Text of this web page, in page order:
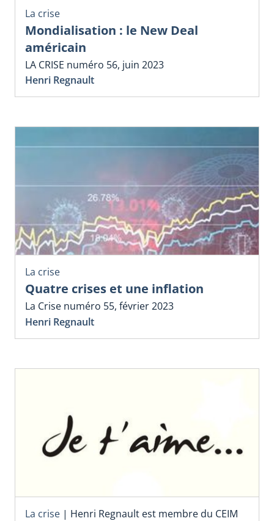
La crise
Mondialisation : le New Deal
américain
LA CRISE numéro 56, juin 2023
Henri Regnault
La crise
Quatre crises et une inflation
La Crise numéro 55, février 2023
Henri Regnault
La crise | Henri Regnault est membre du CEIM